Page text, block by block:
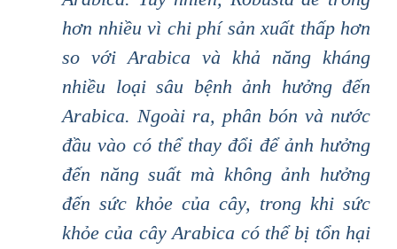
hơn nhiều vì chi phí sản xuất thấp hơn
so với Arabica và khả năng kháng
nhiều loại sâu bệnh ảnh hưởng đến
Arabica. Ngoài ra, phân bón và nước
đầu vào có thể thay đổi để ảnh hưởng
đến năng suất mà không ảnh hưởng
đến sức khỏe của cây, trong khi sức
khỏe của cây Arabica có thể bị tổn hại